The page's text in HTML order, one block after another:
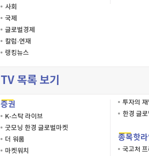
사회
국제
글로벌경제
칼럼·연재
랭킹뉴스
TV 목록 보기
증권
K-스탁 라이브
굿모닝 한경 글로벌마켓
더 워룸
마켓워치
투자의
한경 글
종목핫
국고처